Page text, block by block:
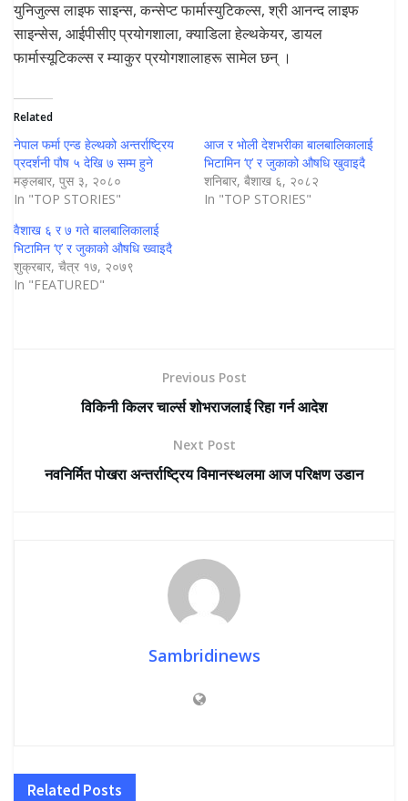
युनिजुल्स लाइफ साइन्स, कन्सेप्ट फार्मास्युटिकल्स, श्री आनन्द लाइफ
साइन्सेस, आईपीसीए प्रयोगशाला, क्याडिला हेल्थकेयर, डायल
फार्मास्यूटिकल्स र म्याकुर प्रयोगशालाहरू सामेल छन् ।
Related
नेपाल फर्मा एन्ड हेल्थको अन्तर्राष्ट्रिय
प्रदर्शनी पौष ५ देखि ७ सम्म हुने
मङ्लबार, पुस ३, २०८०
In "TOP STORIES"
आज र भाेली देशभरीका बालबालिकालाई
भिटामिन ‘ए’ र जुकाको औषधि खुवाइदै
शनिबार, बैशाख ६, २०८२
In "TOP STORIES"
वैशाख ६ र ७ गते बालबालिकालाई
भिटामिन ‘ए’ र जुकाको औषधि ख्वाइदै
शुक्रबार, चैत्र १७, २०७९
In "FEATURED"
Previous Post
विकिनी किलर चार्ल्स शोभराजलाई रिहा गर्न आदेश
Next Post
नवनिर्मित पोखरा अन्तर्राष्ट्रिय विमानस्थलमा आज परिक्षण उडान
Sambridinews
Related Posts